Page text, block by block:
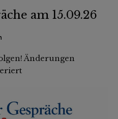
am 15.09.26
Änderungen